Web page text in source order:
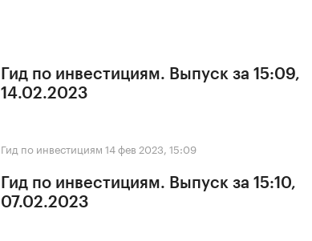
Гид по инвестициям. Выпуск за 15:09,
14.02.2023
Гид по инвестициям 14 фев 2023, 15:09
Гид по инвестициям. Выпуск за 15:10,
07.02.2023